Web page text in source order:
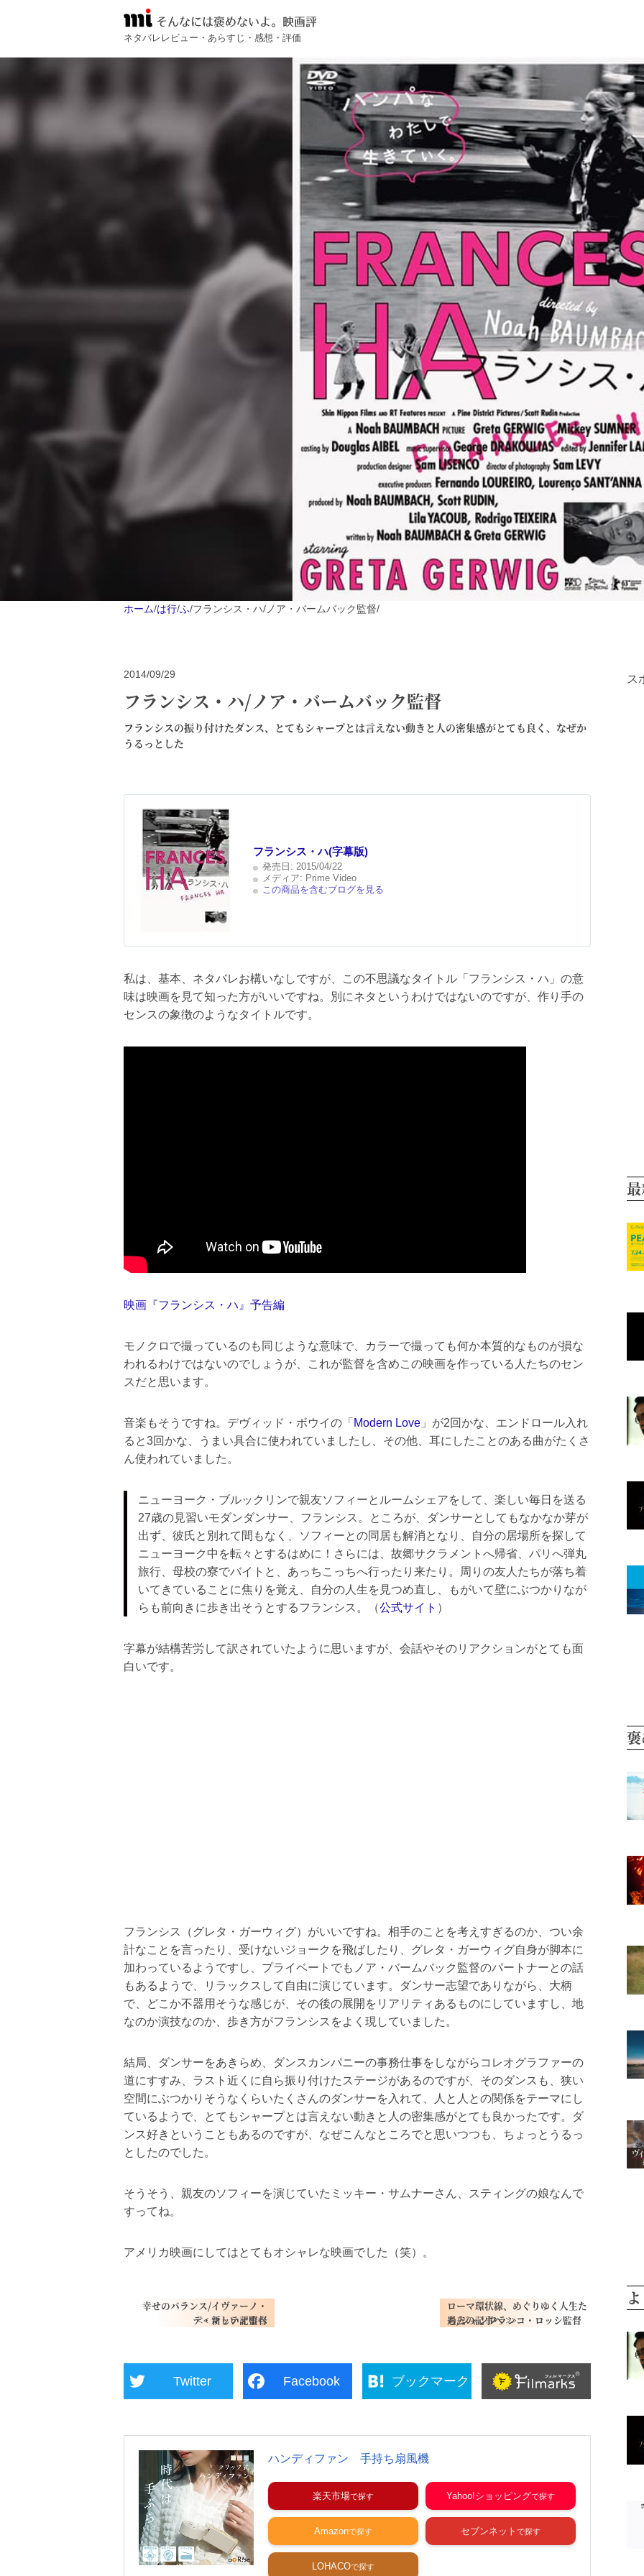
そんなには褒めないよ。映画評
ネタバレレビュー・あらすじ・感想・評価
ホーム/は行/ふ/フランシス・ハ/ノア・バームバック監督/
2014/09/29
フランシス・ハ/ノア・バームバック監督
フランシスの振り付けたダンス、とてもシャープとは言えない動きと人の密集感がとても良く、なぜか
うるっとした
フランシス・ハ(字幕版)
発売日: 2015/04/22
メディア: Prime Video
この商品を含むブログを見る
私は、基本、ネタバレお構いなしですが、この不思議なタイトル「フランシス・ハ」の意
味は映画を見て知った方がいいですね。別にネタというわけではないのですが、作り手の
センスの象徴のようなタイトルです。
映画『フランシス・ハ』予告編
モノクロで撮っているのも同じような意味で、カラーで撮っても何か本質的なものが損な
われるわけではないのでしょうが、これが監督を含めこの映画を作っている人たちのセン
スだと思います。
音楽もそうですね。デヴィッド・ボウイの「 Modern Love 」が2回かな、エンドロール入れ
ると3回かな、うまい具合に使われていましたし、その他、耳にしたことのある曲がたくさ
ん使われていました。
ニューヨーク・ブルックリンで親友ソフィーとルームシェアをして、楽しい毎日を送る
27歳の見習いモダンダンサー、フランシス。ところが、ダンサーとしてもなかなか芽が
出ず、彼氏と別れて間もなく、ソフィーとの同居も解消となり、自分の居場所を探して
ニューヨーク中を転々とするはめに！さらには、故郷サクラメントへ帰省、パリへ弾丸
旅行、母校の寮でバイトと、あっちこっちへ行ったり来たり。周りの友人たちが落ち着
いてきていることに焦りを覚え、自分の人生を見つめ直し、もがいて壁にぶつかりなが
らも前向きに歩き出そうとするフランシス。（公式サイト ）
字幕が結構苦労して訳されていたように思いますが、会話やそのリアクションがとても面
白いです。
フランシス（グレタ・ガーウィグ）がいいですね。相手のことを考えすぎるのか、つい余
計なことを言ったり、受けないジョークを飛ばしたり、グレタ・ガーウィグ自身が脚本に
加わっているようですし、プライベートでもノア・バームバック監督のパートナーとの話
もあるようで、リラックスして自由に演じています。ダンサー志望でありながら、大柄
で、どこか不器用そうな感じが、その後の展開をリアリティあるものにしていますし、地
なのか演技なのか、歩き方がフランシスをよく現していました。
結局、ダンサーをあきらめ、ダンスカンパニーの事務仕事をしながらコレオグラファーの
道にすすみ、ラスト近くに自ら振り付けたステージがあるのですが、そのダンスも、狭い
空間にぶつかりそうなくらいたくさんのダンサーを入れて、人と人との関係をテーマにし
ているようで、とてもシャープとは言えない動きと人の密集感がとても良かったです。ダ
ンス好きということもあるのですが、なぜこんなところでと思いつつも、ちょっとうるっ
としたのでした。
そうそう、親友のソフィーを演じていたミッキー・サムナーさん、スティングの娘なんで
すってね。
アメリカ映画にしてはとてもオシャレな映画でした（笑）。
ローマ環状線、めぐりゆく人生た
ち/ジャンフランコ・ロッシ監督
幸せのバランス/イヴァーノ・
デ・マッテオ監督
Twitter Facebook ブックマーク
ハンディファン 手持ち扇風機
楽天市場 Yahoo!ショッピング
Amazon セブンネット
LOHACO
ス